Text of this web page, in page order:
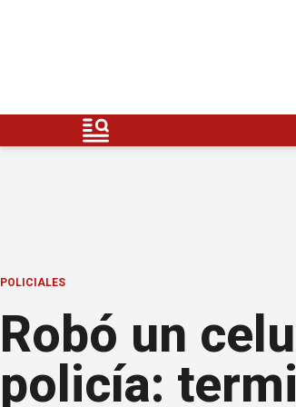
POLICIALES
Robó un
policía: